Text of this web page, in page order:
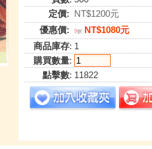
定價: NT$1200元
優惠價:
9折 NT$1080元
商品庫存: 1
購買數量:
點擊數: 11822